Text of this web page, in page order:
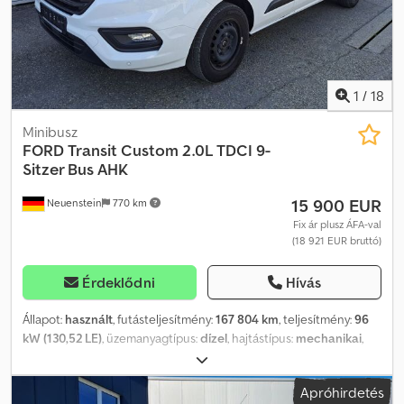
1 / 18
Neuenstein 770 km
Minibusz
FORDTransit Custom 2.0L TDCI 9-
Sitzer Bus AHK
15 900 EUR
Fix ár plusz ÁFA-val
(18 921 EUR bruttó)
Érdeklődni Hívás
Állapot: használt, futásteljesítmény:167 804 km, teljesítmény:96
kW (130,52 LE), üzemanyagtípus:dízel, hajtástípus: mechanikai,
, első forgalomba helyezés:
következő vizsga (TÜV):08/2028, kibocsátási osztály:Euro 6, szín:
, ülések száma: , Felszereltség:
ABS, elektronikusApróhirdetés